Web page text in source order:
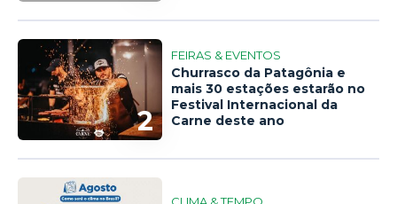
2
FEIRAS & EVENTOS
Churrasco da Patagônia e
mais 30 estações estarão no
Festival Internacional da
Carne deste ano